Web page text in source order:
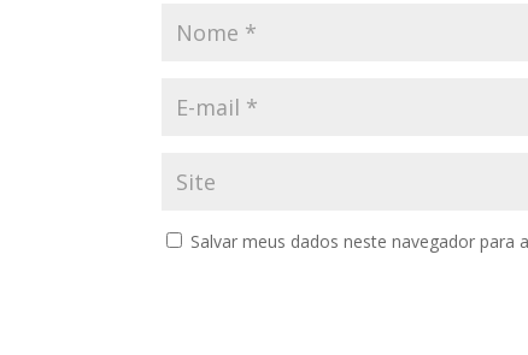
Salvar meus dados neste navegador para